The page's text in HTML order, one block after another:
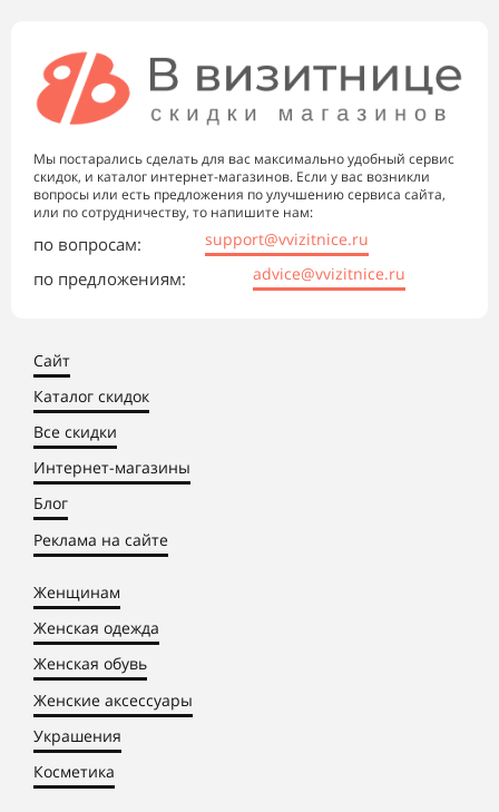
Мы постарались сделать для вас максимально удобный сервис
скидок, и каталог интернет-магазинов. Если у вас возникли
вопросы или есть предложения по улучшению сервиса сайта,
или по сотрудничеству, то напишите нам:
по вопросам: support@vvizitnice.ru
по предложениям: advice@vvizitnice.ru
Сайт
Каталог скидок
Все скидки
Интернет-магазины
Блог
Реклама на сайте
Женщинам
Женская одежда
Женская обувь
Женские аксессуары
Украшения
Косметика